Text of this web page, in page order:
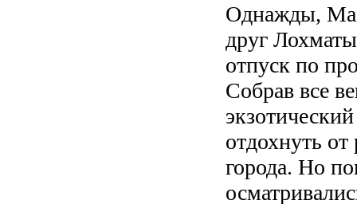
Однажды,
друг
отпуск по
Собрав все
отдохнуть
города. Но